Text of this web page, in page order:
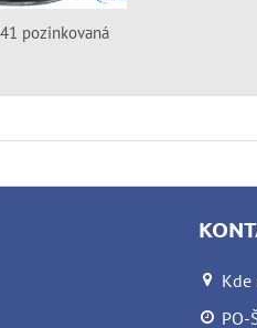
pozinkovaná
Kde
PO-